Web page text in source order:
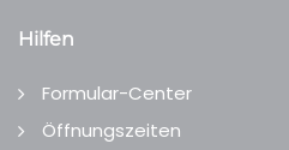
Hilfen
Formular-Center
Öffnungszeiten